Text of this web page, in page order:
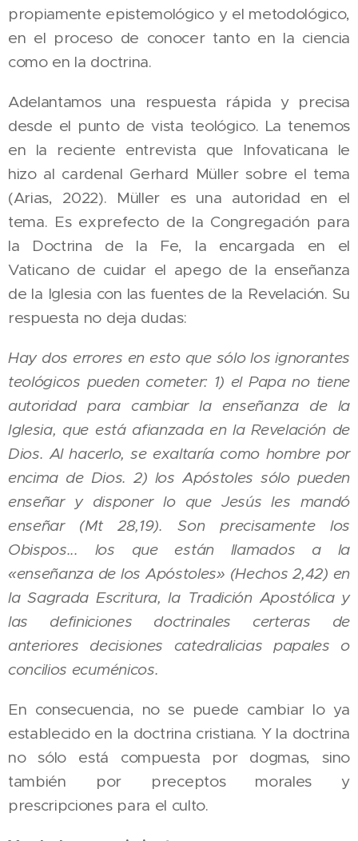
propiamente epistemológico y el metodológico,
en el proceso de conocer tanto en la ciencia
como en la doctrina.
Adelantamos una respuesta rápida y precisa
desde el punto de vista teológico. La tenemos
en la reciente entrevista que Infovaticana le
hizo al cardenal Gerhard Müller sobre el tema
(Arias, 2022). Müller es una autoridad en el
tema. Es exprefecto de la Congregación para
la Doctrina de la Fe, la encargada en el
Vaticano de cuidar el apego de la enseñanza
de la Iglesia con las fuentes de la Revelación. Su
respuesta no deja dudas:
Hay dos errores en esto que sólo los ignorantes
teológicos pueden cometer: 1) el Papa no tiene
autoridad para cambiar la enseñanza de la
Iglesia, que está afianzada en la Revelación de
Dios. Al hacerlo, se exaltaría como hombre por
encima de Dios. 2) los Apóstoles sólo pueden
enseñar y disponer lo que Jesús les mandó
enseñar (Mt 28,19). Son precisamente los
Obispos... los que están llamados a la
«enseñanza de los Apóstoles» (Hechos 2,42) en
la Sagrada Escritura, la Tradición Apostólica y
las definiciones doctrinales certeras de
anteriores decisiones catedralicias papales o
concilios ecuménicos.
En consecuencia, no se puede cambiar lo ya
establecido en la doctrina cristiana. Y la doctrina
no sólo está compuesta por dogmas, sino
también por preceptos morales y
prescripciones para el culto.